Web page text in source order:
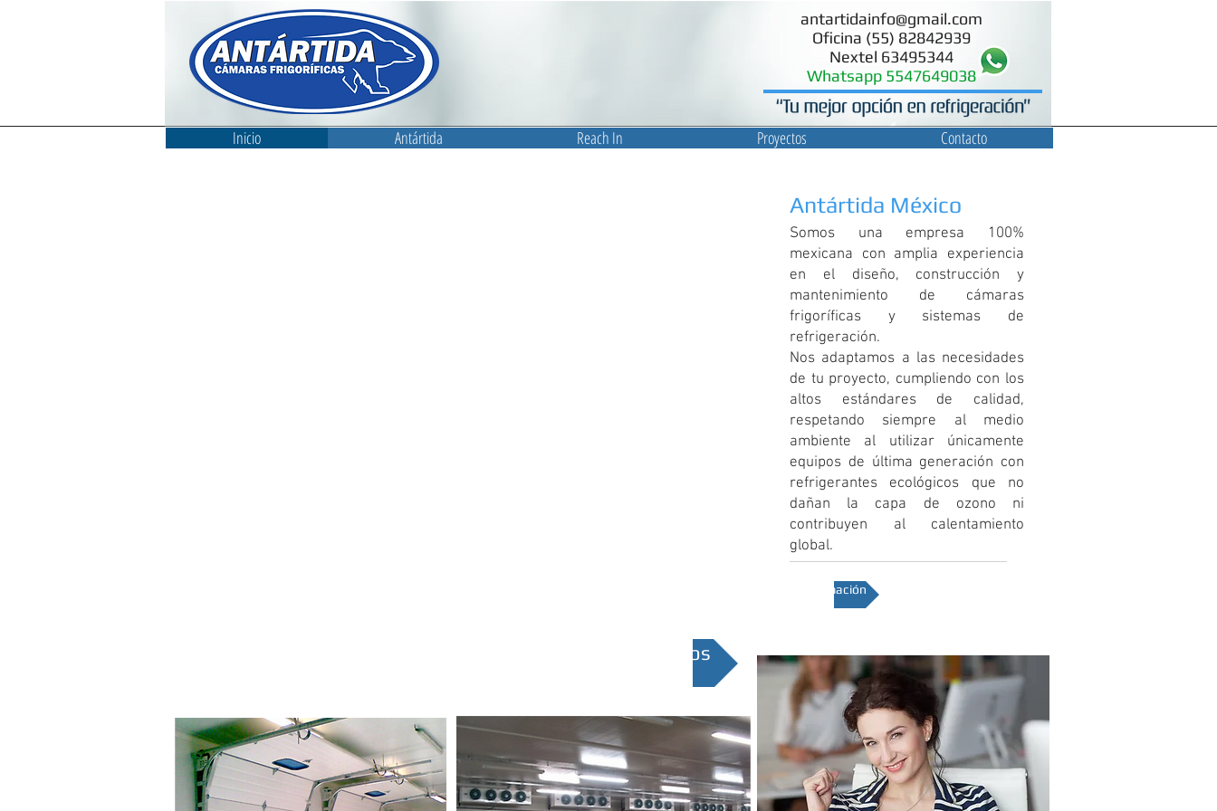
Inicio Antártida Reach In Proyectos Contacto
antartidainfo@gmail.com
Oficina (55) 82842939
Nextel 63495344
Whatsapp 5547649038
Antártida México
Somos una empresa 100%
mexicana con amplia experiencia
en el diseño, construcción y
mantenimiento de cámaras
frigoríficas y sistemas de
refrigeración.
Nos adaptamos a las necesidades
de tu proyecto, cumpliendo con los
altos estándares de calidad,
respetando siempre al medio
ambiente al utilizar únicamente
equipos de última generación con
refrigerantes ecológicos que no
dañan la capa de ozono ni
contribuyen al calentamiento
global.
+ Información
Contáctenos